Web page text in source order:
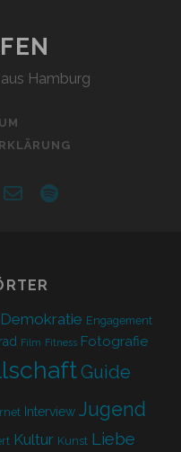
Hamburg
email-spotify
Demokratie Engagement
Film Fitness Fotografie
Guide
Interview Jugend
Kultur Kunst Liebe